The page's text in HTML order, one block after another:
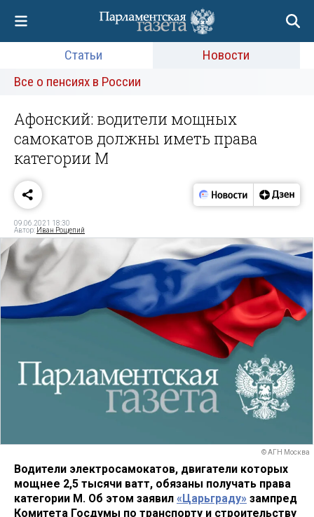
Статьи
Новости
Все о пенсиях в России
Афонский: водители мощных
самокатов должны иметь права
категории М
09.06.2021 18:30
Автор: Иван Рощепий
© АГН Москва
Водители электросамокатов, двигатели которых
мощнее 2,5 тысячи ватт, обязаны получать права
категории М. Об этом заявил «Царьграду» зампред
Комитета Госдумы по транспорту и строительству